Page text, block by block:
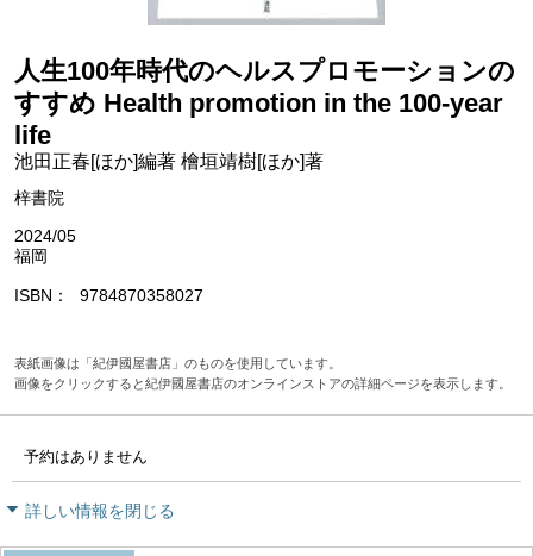
人生100年時代のヘルスプロモーションの
すすめ Health promotion in the 100-year
life
池田正春[ほか]編著 檜垣靖樹[ほか]著
梓書院
2024/05
福岡
ISBN 9784870358027
表紙画像は「紀伊國屋書店」のものを使用しています。
画像をクリックすると紀伊國屋書店のオンラインストアの詳細ページを表示します。
予約はありません
詳しい情報を閉じる